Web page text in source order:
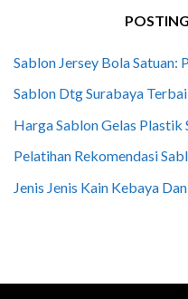
Sablon Jersey Bola Satuan:
Sablon Dtg Surabaya
Harga Sablon Gelas Plastik
Pelatihan Rekomendasi
Jenis Jenis Kain Kebaya